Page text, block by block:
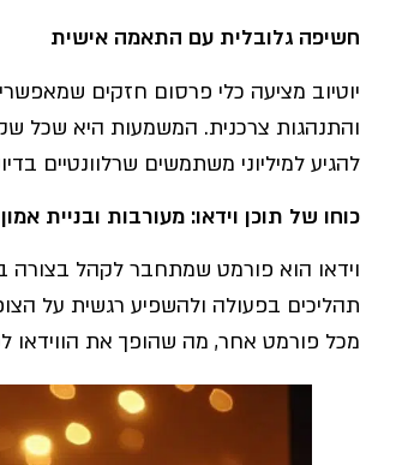
חשיפה גלובלית עם התאמה אישית
יוטיוב מציעה כלי פרסום חזקים
והתנהגות צרכנית. המשמעות היא שכל
להגיע למיליוני משתמשים שרלוונטיים
כוחו של תוכן וידאו: מעורבות ובניית אמון
וידאו הוא פורמט שמתחבר לקהל בצורה
תהליכים בפעולה ולהשפיע רגשית על
מכל פורמט אחר, מה שהופך את הווידאו